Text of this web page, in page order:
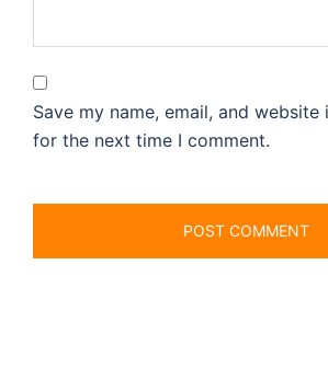
Save my name, email, and
for the next time I comment.